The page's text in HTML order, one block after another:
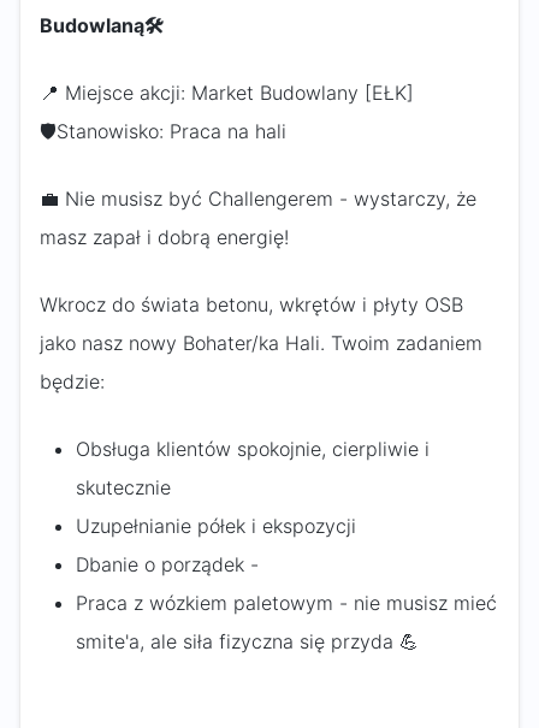
Budowlaną🛠️
📍 Miejsce akcji: Market Budowlany [EŁK]
🛡️Stanowisko: Praca na hali
💼 Nie musisz być Challengerem - wystarczy, że
masz zapał i dobrą energię!
Wkrocz do świata betonu, wkrętów i płyty OSB
jako nasz nowy Bohater/ka Hali. Twoim zadaniem
będzie:
Obsługa klientów spokojnie, cierpliwie i
skutecznie
Uzupełnianie półek i ekspozycji
Dbanie o porządek -
Praca z wózkiem paletowym - nie musisz mieć
smite'a, ale siła fizyczna się przyda 💪